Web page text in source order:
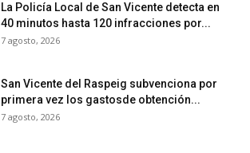
La Policía Local de San Vicente detecta en
40 minutos hasta 120 infracciones por...
7 agosto, 2026
San Vicente del Raspeig subvenciona por
primera vez los gastosde obtención...
7 agosto, 2026